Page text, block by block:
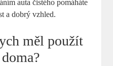
auta čistého pomáháte
a dobrý vzhled.
měl použít